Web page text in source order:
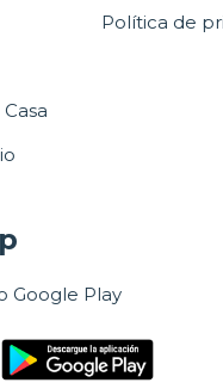
Política de
Google Play